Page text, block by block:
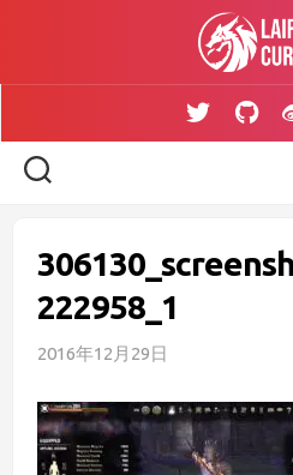
222958_1
2016年12月29日